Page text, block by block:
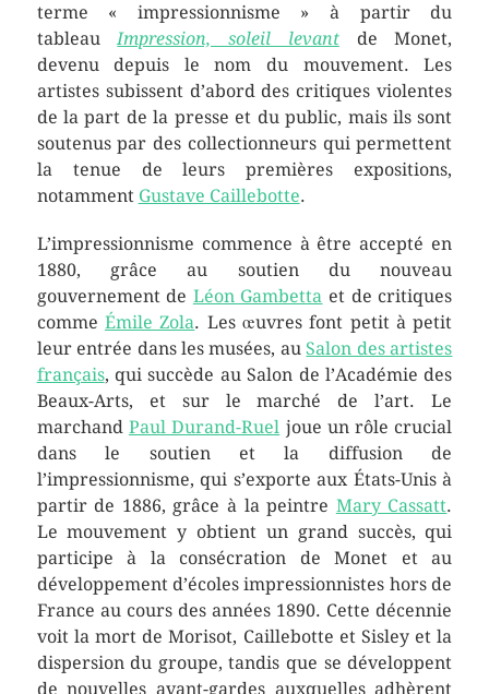
terme « impressionnisme » à partir du
tableauImpression, soleil levantde Monet,
devenu depuis le nom du mouvement. Les
artistes subissent d’abord des critiques violentes
de la part de la presse et du public, mais ils sont
soutenus par des collectionneurs qui permettent
la tenue de leurs premières expositions,
notamment Gustave Caillebotte.
L’impressionnisme commence à être accepté en
1880, grâce au soutien du nouveau
gouvernement de Léon Gambetta et de critiques
comme Émile Zola. Les œuvres font petit à petit
leur entrée dans les musées, auSalon des artistes
français, qui succède au Salon de l’Académie des
Beaux-Arts, et sur le marché de l’art. Le
marchand Paul Durand-Ruel joue un rôle crucial
dans le soutien et la diffusion de
l’impressionnisme, qui s’exporte aux États-Unis à
partir de 1886, grâce à la peintre Mary Cassatt.
Le mouvement y obtient un grand succès, qui
participe à la consécration de Monet et au
développement d’écoles impressionnistes hors de
France au cours des années 1890. Cette décennie
voit la mort de Morisot, Caillebotte et Sisley et la
dispersion du groupe, tandis que se développent
de nouvelles avant-gardes auxquelles adhèrent